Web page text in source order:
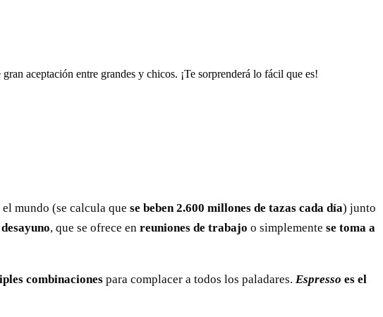
aceptación entre grandes y chicos. ¡Te sorprenderá lo fácil que es!
mundo (se calcula que se beben 2.600 millones de tazas cada día) junto
desayuno, que se ofrece en reuniones de trabajo o simplemente se toma a
combinaciones para complacer a todos los paladares. Espresso es el